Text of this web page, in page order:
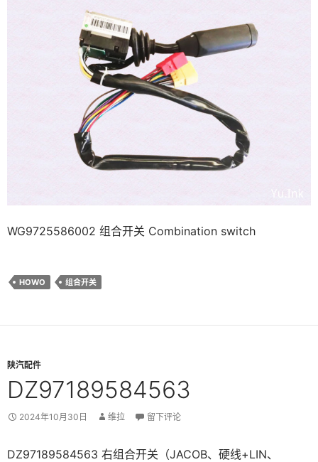
WG9725586002 组合开关 Combination switch
HOWO 组合开关
陕汽配件
DZ97189584563
2024年10月30日 维拉 留下评论
DZ97189584563 右组合开关（JACOB、硬线+LIN、